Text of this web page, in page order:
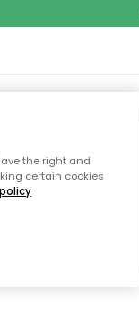
the right and
certain cookies